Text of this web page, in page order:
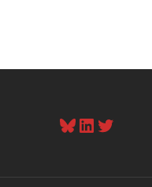
Bluesky